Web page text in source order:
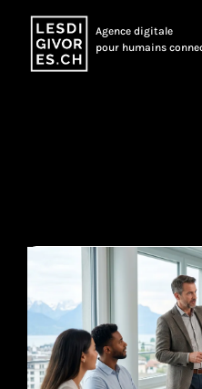
Agence digitale
pour humains